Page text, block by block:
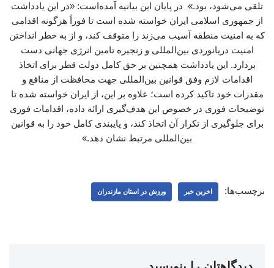
تلقی می‌شود، بود.» در پایان این بیانیه آمده‌است: «در این یادداشت
از جمهوری اسلامی ایران خواسته شده است تا فوراً هرگونه اقدامی
که به امنیت منطقه آسیب می‌زند را متوقف کند، و از به خطر انداختن
امنیت دریانوردی بین‌المللی و زنجیره تامین انرژی جهانی دست
بردارد. این یادداشت همچنین بر حق کامل دولت قطر برای اتخاذ
اقدامات لازم وفق قوانین بین‌المللی جهت محافظت از منافع و
مقدرات خود تاکید کرده است؛ علاوه بر این، از ایران خواسته شده تا
توضیحات فوری در خصوص این هدف‌گیری ارائه داده، اقدامات فوری
برای جلوگیری از تکرار آن اتخاذ کند، و پایبندی کامل خود را به قوانین
بین‌المللی مرتبط نشان دهد.»
برچسب‌ها: اخرین خبر ورزش در استان مازندران